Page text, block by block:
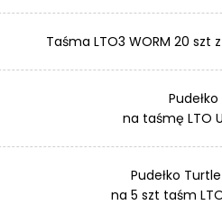
Taśma LTO3 WORM 20
Pudełko
na taśmę LTO
Pudełko
na 5 szt taśm